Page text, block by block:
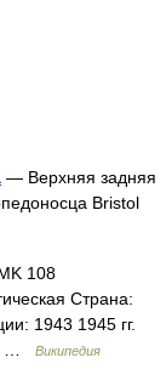
— Верхняя задняя
Bristol
108
Страна:
1943 1945 гг.
…
Википедия